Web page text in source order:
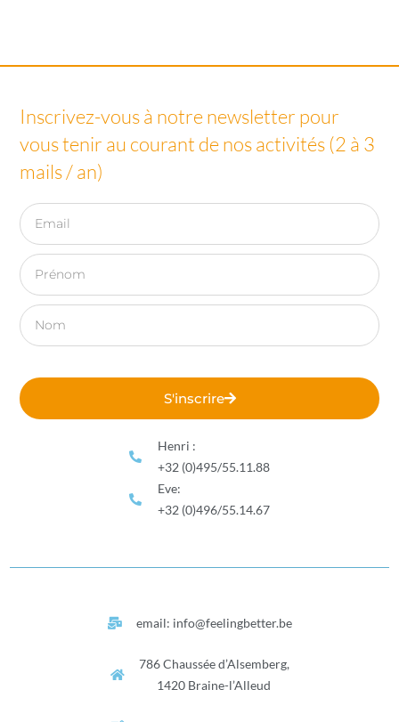
Inscrivez-vous à notre newsletter pour
vous tenir au courant de nos activités (2 à 3
mails / an)
S'inscrire
Henri :
+32 (0)495/55.11.88
Eve:
+32 (0)496/55.14.67
email: info@feelingbetter.be
786 Chaussée d’Alsemberg,
1420 Braine-l’Alleud